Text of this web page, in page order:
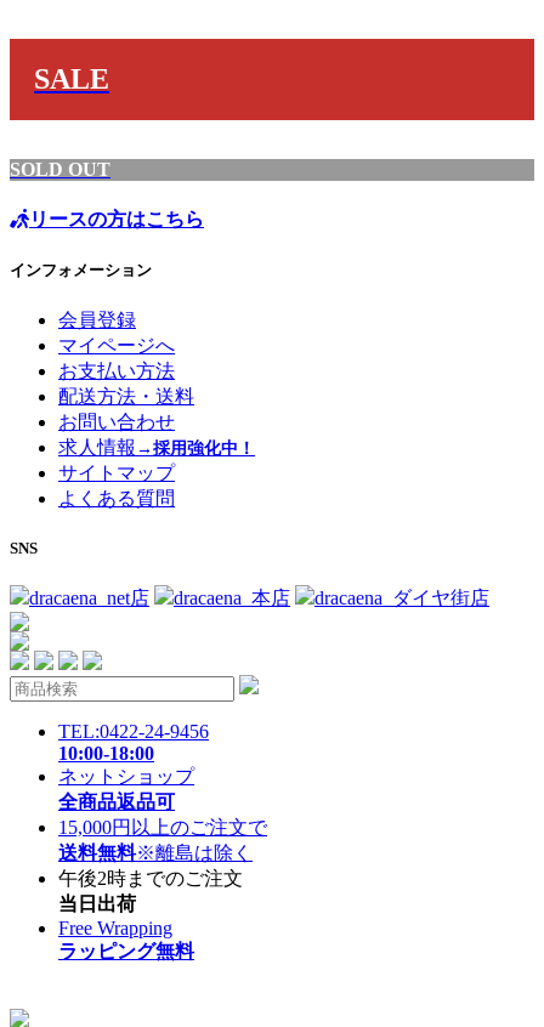
SALE
SOLD OUT
リースの方はこちら
インフォメーション
会員登録
マイページへ
お支払い方法
配送方法・送料
お問い合わせ
求人情報 →採用強化中！
サイトマップ
よくある質問
SNS
dracaena_net店 dracaena_本店 dracaena_ダイヤ街店
TEL:0422-24-9456
10:00-18:00
ネットショップ
全商品返品可
15,000円以上のご注文で
送料無料※離島は除く
午後2時までのご注文
当日出荷
Free Wrapping
ラッピング無料